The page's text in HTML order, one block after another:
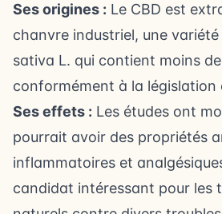
Ses origines : Le CBD est
chanvre industriel, une
sativa L. qui contient moins
conformément à la législation
Ses effets : Les études ont
pourrait avoir des propriétés
inflammatoires et
candidat intéressant pour les